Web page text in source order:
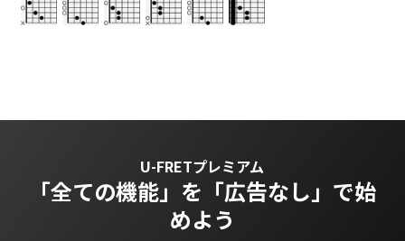
U-FRETプレミアム
「全ての機能」を 「広告なし」で始
めよう